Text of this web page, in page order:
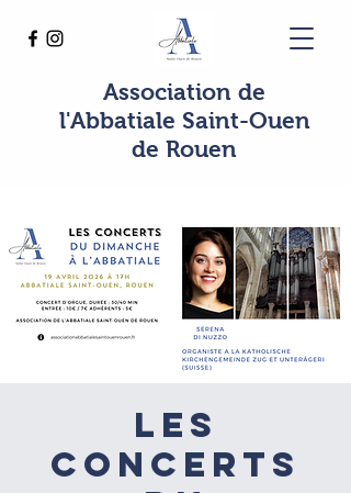
Association de
l'Abbatiale Saint-Ouen
de Rouen
Les
concerts